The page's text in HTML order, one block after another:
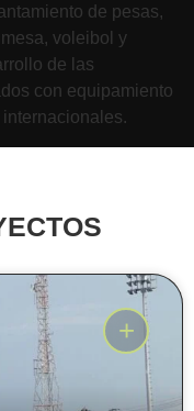
de pesas,
voleibol y
de las
con equipamiento